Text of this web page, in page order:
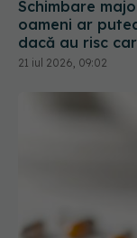
21 iul 2026, 09:02